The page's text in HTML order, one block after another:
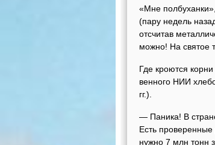
«Мне
(пару недель
отсчитав
можно! На святое
Где кроются
венного НИИ
гг.).
— Паника! В
Есть
нужно 7 млн тонн